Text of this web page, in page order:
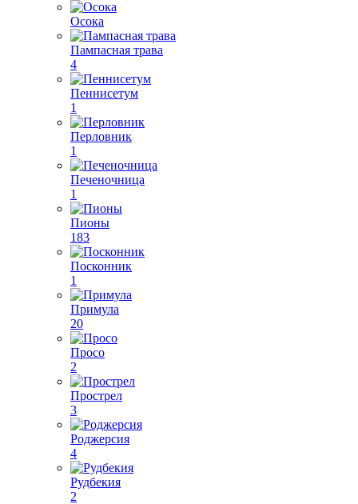
Осока
Пампасная трава
4
Пеннисетум
1
Перловник
1
Печеночница
1
Пионы
183
Посконник
1
Примула
20
Просо
2
Прострел
3
Роджерсия
4
Рудбекия
2